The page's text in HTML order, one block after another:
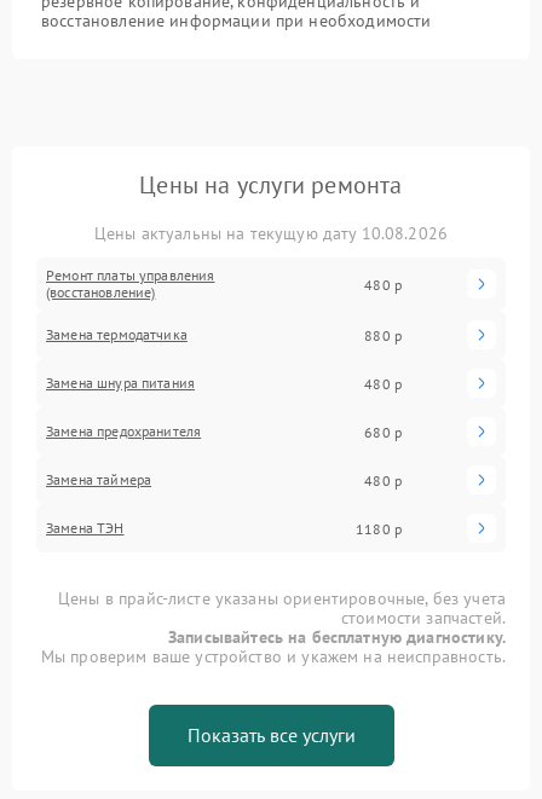
восстановление информации при необходимости
Цены на услуги ремонта
Цены актуальны на текущую дату 10.08.2026
Ремонт платы управления
(восстановление)
480 р
Замена термодатчика 880 р
Замена шнура питания 480 р
Замена предохранителя 680 р
Замена таймера 480 р
Замена ТЭН 1180 р
Цены в прайс-листе указаны ориентировочные, без учета
стоимости запчастей.
Записывайтесь на бесплатную диагностику.
Мы проверим ваше устройство и укажем на неисправность.
Показать все услуги